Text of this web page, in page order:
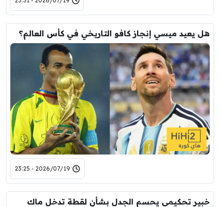
هل يعيد ميسي إنجاز كافو التاريخي في كأس العالم؟
2026/07/19 - 23:25
خبير تحكيمي يحسم الجدل بشأن لقطة تدخل ماك